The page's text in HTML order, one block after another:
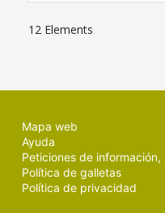
12 Elements
Mapa web
Ayuda
Peticiones de
Política de galletas
Política de privacidad